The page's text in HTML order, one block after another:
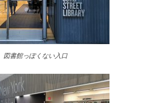
図書館っぽくない入口